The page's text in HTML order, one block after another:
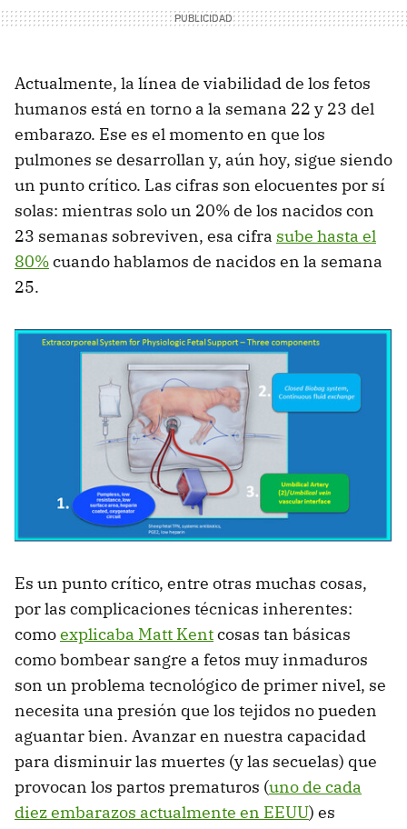
Actualmente, la línea de viabilidad de los fetos
humanos está en torno a la semana 22 y 23 del
embarazo. Ese es el momento en que los
pulmones se desarrollan y, aún hoy, sigue siendo
un punto crítico. Las cifras son elocuentes por sí
solas: mientras solo un 20% de los nacidos con
23 semanas sobreviven, esa cifra sube hasta el
80%cuando hablamos de nacidos en la semana
25.
Es un punto crítico, entre otras muchas cosas,
por las complicaciones técnicas inherentes:
comoexplicaba Matt Kentcosas tan básicas
como bombear sangre a fetos muy inmaduros
son un problema tecnológico de primer nivel, se
necesita una presión que los tejidos no pueden
aguantar bien. Avanzar en nuestra capacidad
para disminuir las muertes (y las secuelas) que
provocan los partos prematuros (uno de cada
diez embarazos actualmente en EEUU) es